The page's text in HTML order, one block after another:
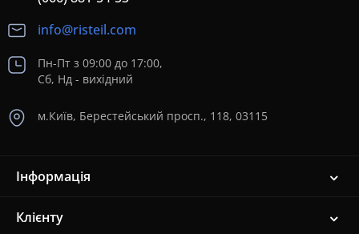
info@risteil.com
Пн-Пт з 09:00 до 17:00,
Сб, Нд - вихідний
м.Київ, Берестейський просп., 118, 03115
Інформація
Клієнту